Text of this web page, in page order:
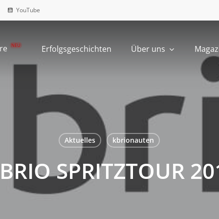
YouTube
NEU Erfolgsgeschichten Über uns
Aktuelles kbrionauten
SPRITZTOUR